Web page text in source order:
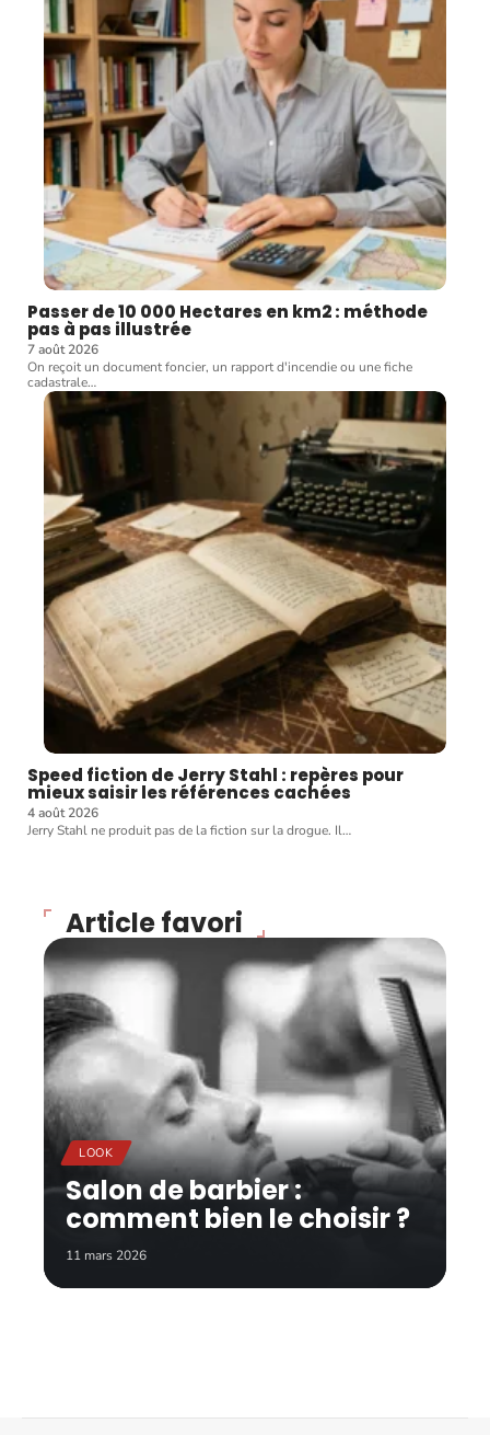
Passer de 10 000 Hectares en km2 : méthode
pas à pas illustrée
7 août 2026
On reçoit un document foncier, un rapport d'incendie ou une fiche
cadastrale…
Speed fiction de Jerry Stahl : repères pour
mieux saisir les références cachées
4 août 2026
Jerry Stahl ne produit pas de la fiction sur la drogue. Il…
Article favori
LOOK
Salon de barbier :
comment bien le choisir ?
11 mars 2026